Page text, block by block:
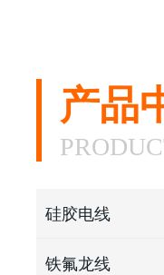
产品
硅胶电线
铁氟龙线